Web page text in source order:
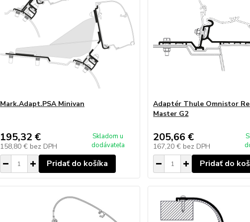
Mark.Adapt.PSA Minivan
195,32 €
158,80 € bez DPH
Skladom u
dodávateľa
Pridať do košíka
Adaptér Thule Omnistor
Master G2
205,66 €
167,20 € bez DPH
Pridať do